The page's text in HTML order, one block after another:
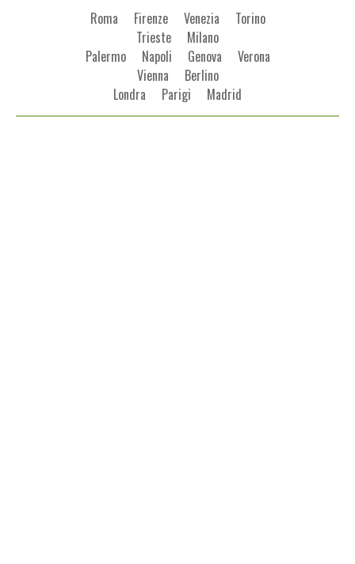
Roma
Firenze Venezia
Torino
Trieste
Milano
Palermo
Napoli Genova
Verona
Vienna
Berlino
Londra
Parigi Madrid